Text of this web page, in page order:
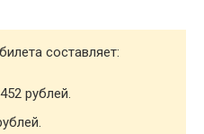
составляет:
рублей.